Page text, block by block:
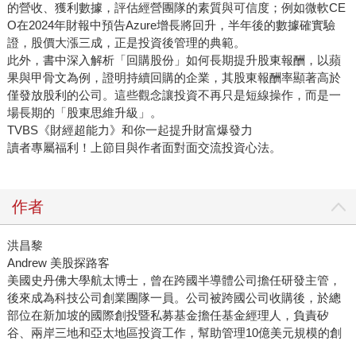
的營收、獲利數據，評估經營團隊的素質與可信度；例如微軟CE
O在2024年財報中預告Azure增長將回升，半年後的數據確實驗
證，股價大漲三成，正是投資後管理的典範。
此外，書中深入解析「回購股份」如何長期提升股東報酬，以蘋
果與甲骨文為例，證明持續回購的企業，其股東報酬率顯著高於
僅發放股利的公司。這些觀念讓投資不再只是短線操作，而是一
場長期的「股東思維升級」。
TVBS《財經超能力》和你一起提升財富爆發力
讀者專屬福利！上節目與作者面對面交流投資心法。
作者
洪昌黎
Andrew 美股探路客
美國史丹佛大學航太博士，曾在跨國半導體公司擔任研發主管，
後來成為科技公司創業團隊一員。公司被跨國公司收購後，於總
部位在新加坡的國際創投暨私募基金擔任基金經理人，負責矽
谷、兩岸三地和亞太地區投資工作，幫助管理10億美元規模的創